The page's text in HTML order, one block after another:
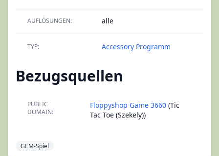
AUFLÖSUNGEN: alle
TYP: Accessory Programm
Bezugsquellen
PUBLIC
DOMAIN:
Floppyshop Game 3660 (Tic
Tac Toe (Szekely))
GEM-Spiel